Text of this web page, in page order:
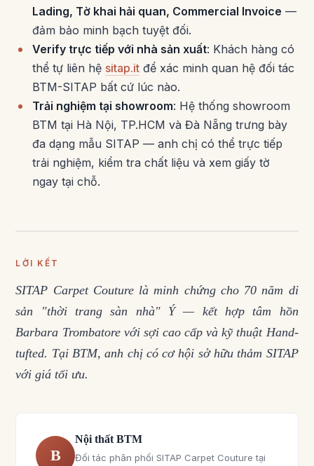
Lading, Tờ khai hải quan, Commercial Invoice —
đảm bảo minh bạch tuyệt đối.
Verify trực tiếp với nhà sản xuất: Khách hàng có
thể tự liên hệ sitap.it để xác minh quan hệ đối tác
BTM-SITAP bất cứ lúc nào.
Trải nghiệm tại showroom: Hệ thống showroom
BTM tại Hà Nội, TP.HCM và Đà Nẵng trưng bày
đa dạng mẫu SITAP — anh chị có thể trực tiếp
trải nghiệm, kiểm tra chất liệu và xem giấy tờ
ngay tại chỗ.
LỜI KẾT
SITAP Carpet Couture là minh chứng cho 70 năm di
sản "thời trang sàn nhà" Ý — kết hợp tâm hồn
Barbara Trombatore với sợi cao cấp và kỹ thuật Hand-
tufted. Tại BTM, anh chị có cơ hội sở hữu thảm SITAP
với giá tối ưu.
B
Nội thất BTM
Đối tác phân phối SITAP Carpet Couture tại